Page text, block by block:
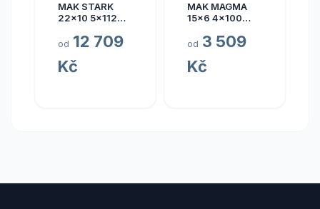
MAK STARK
22x10 5x112
od 12 709
Kč
MAK MAGMA
15x6 4x100
od 3 509
Kč